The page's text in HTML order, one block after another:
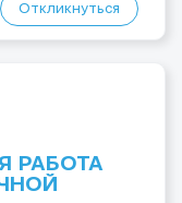
Откликнуться
РАБОТА